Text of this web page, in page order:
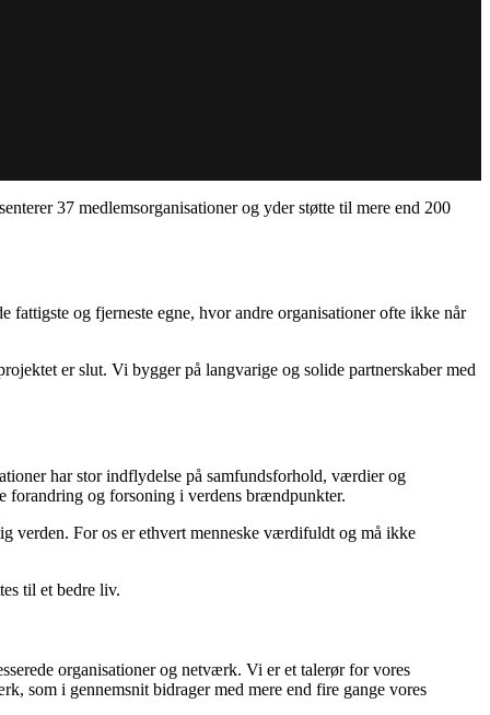
37 medlemsorganisationer og yder støtte til mere end 200
og fjerneste egne, hvor andre organisationer ofte ikke når
er slut. Vi bygger på langvarige og solide partnerskaber med
har stor indflydelse på samfundsforhold, værdier og
forandring og forsoning i verdens brændpunkter.
verden. For os er ethvert menneske værdifuldt og må ikke
til et bedre liv.
organisationer og netværk. Vi er et talerør for vores
som i gennemsnit bidrager med mere end fire gange vores